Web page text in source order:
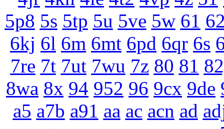
5p8 5s 5tp 5u 5ve 5w 61
6kj 6l 6m 6mt 6pd 6qr 6s
7re 7t 7ut 7wu 7z 80 81
8wa 8x 94 952 96 9cx 9de
a5 a7b a91 aa ac acn ad